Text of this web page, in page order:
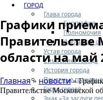
ГОРОД
Глава города
Биография
Полномочия
Доклады и
Устав города
Символика города
История города
Почетные граждане
Город героев
Знак «За заслуги
Графики
Правительстве
области на май
Главная» новости»
Правительстве Московской